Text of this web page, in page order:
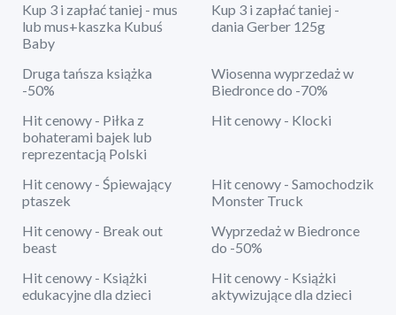
Kup 3 i zapłać taniej - mus
lub mus+kaszka Kubuś
Baby
Kup 3 i zapłać taniej -
dania Gerber 125g
Druga tańsza książka
-50%
Wiosenna wyprzedaż w
Biedronce do -70%
Hit cenowy - Piłka z
bohaterami bajek lub
reprezentacją Polski
Hit cenowy - Klocki
Hit cenowy - Śpiewający
ptaszek
Hit cenowy - Samochodzik
Monster Truck
Hit cenowy - Break out
beast
Wyprzedaż w Biedronce
do -50%
Hit cenowy - Książki
edukacyjne dla dzieci
Hit cenowy - Książki
aktywizujące dla dzieci